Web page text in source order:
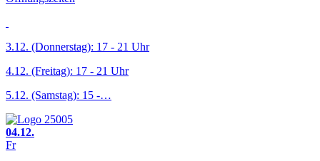
3.12. (Donnerstag): 17 - 21 Uhr
4.12. (Freitag): 17 - 21 Uhr
5.12. (Samstag): 15 -…
04.12.
Fr